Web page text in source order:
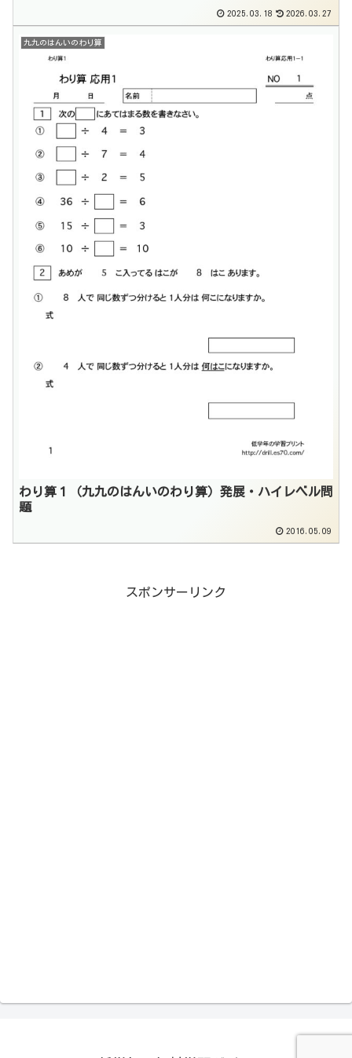
2025.03.18 2026.03.27
九九のはんいのわり算
わり算１（九九のはんいのわり算）発展・ハイレベル問
題
2016.05.09
スポンサーリンク